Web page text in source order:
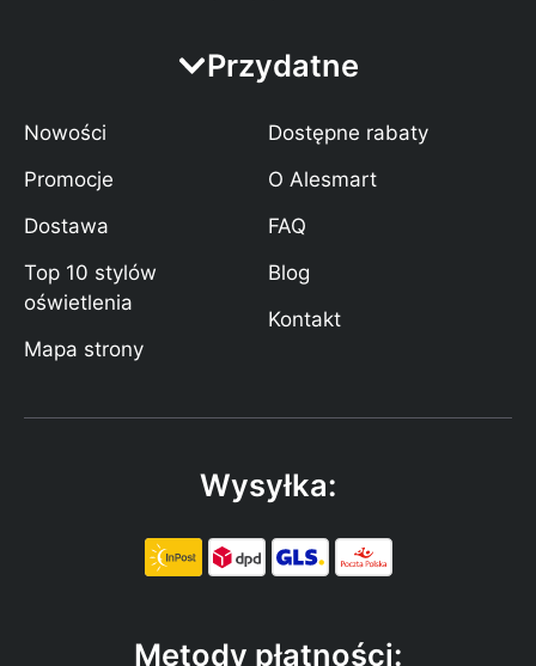
Przydatne
Nowości
Promocje
Dostawa
Top 10 stylów
oświetlenia
Mapa strony
Dostępne rabaty
O Alesmart
FAQ
Blog
Kontakt
Wysyłka:
Metody płatności: